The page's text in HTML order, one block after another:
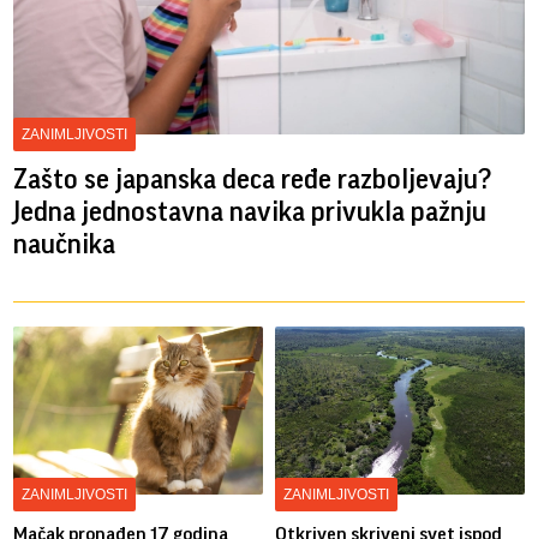
ZANIMLJIVOSTI
Zašto se japanska deca ređe razboljevaju?
Jedna jednostavna navika privukla pažnju
naučnika
ZANIMLJIVOSTI
Mačak pronađen 17 godina
ZANIMLJIVOSTI
Otkriven skriveni svet ispod